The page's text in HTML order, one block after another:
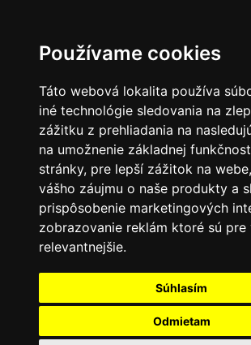
Používame cookies
Táto webová lokalita používa
iné technológie sledovania na
zážitku z prehliadania na
na umožnenie základnej
stránky, pre lepší zážitok na webe,
vášho záujmu o naše produkty a
prispôsobenie marketingových
zobrazovanie reklám ktoré sú pre
relevantnejšie.
Súhlasím
Odmietam